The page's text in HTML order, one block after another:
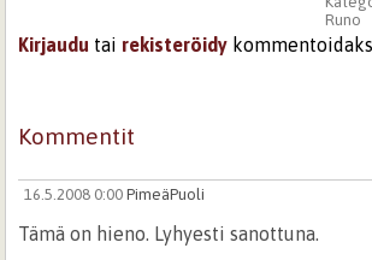
Runo
Kirjaudu tai rekisteröidy
Kommentit
16.5.2008 0:00 PimeäPuoli
Tämä on hieno. Lyhyesti sanottuna.